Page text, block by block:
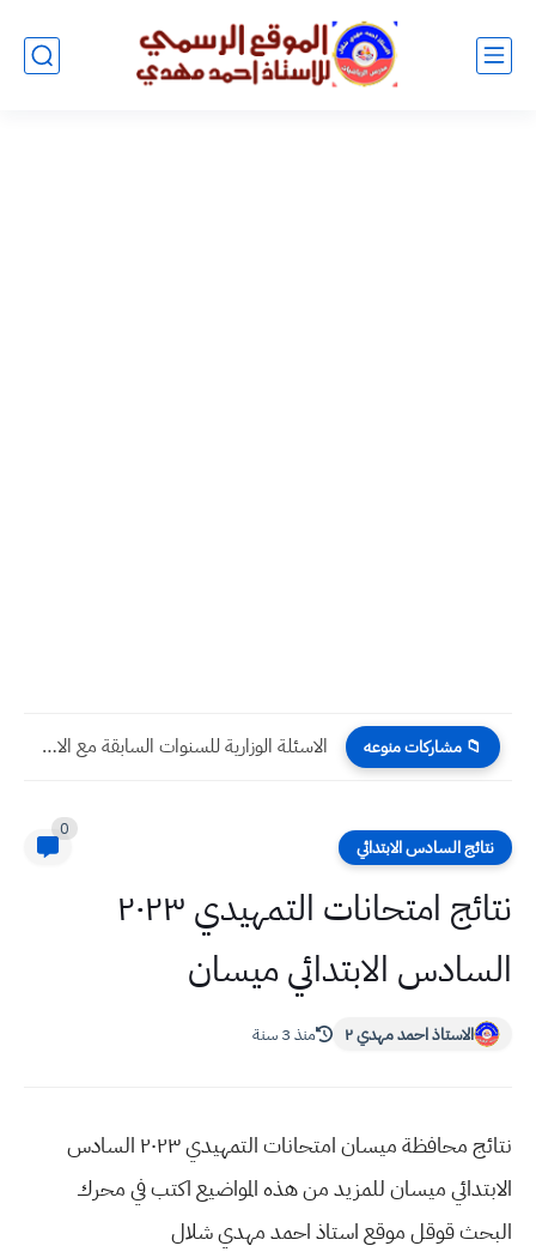
📁 مشاركات منوعه الاسئلة الوزارية للسنوات السابقة مع الاجوبة موضوع مبرهنة ذات الحدين...
نتائج السادس الابتدائي
0
نتائج امتحانات التمهيدي ٢٠٢٣
السادس الابتدائي ميسان
الاستاذ احمد مهدي ٢ منذ 3 سنة
نتائج محافظة ميسان امتحانات التمهيدي ٢٠٢٣ السادس
الابتدائي ميسان للمزيد من هذه المواضيع اكتب في محرك
البحث قوقل موقع استاذ احمد مهدي شلال